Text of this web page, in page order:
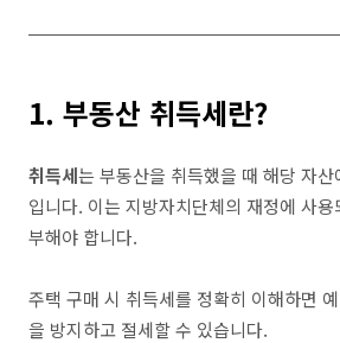
1. 부동산 취득세란?
취득세는 부동산을 취득했을 때 해당 자
입니다. 이는 지방자치단체의 재정에 사
부해야 합니다.
주택 구매 시 취득세를 정확히 이해하면
을 방지하고 절세할 수 있습니다.